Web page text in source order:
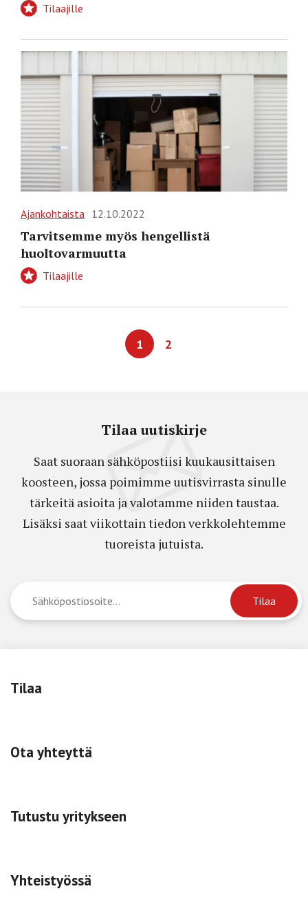
Tilaajille
Ajankohtaista 12.10.2022
Tarvitsemme myös hengellistä
huoltovarmuutta
Tilaajille
1 2
Tilaa uutiskirje
Saat suoraan sähköpostiisi kuukausittaisen
koosteen, jossa poimimme uutisvirrasta sinulle
tärkeitä asioita ja valotamme niiden taustaa.
Lisäksi saat viikottain tiedon verkkolehtemme
tuoreista jutuista.
Tilaa
Ota yhteyttä
Tutustu yritykseen
Yhteistyössä